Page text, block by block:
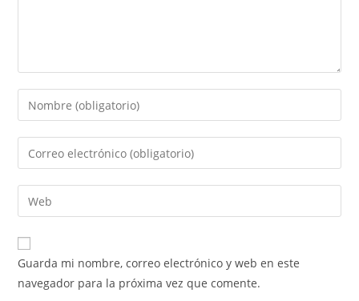
Introduce
tu
nombre
de
usuario
para
comentar
Introduce
tu
dirección
de
electrónico
para
comentar
Introduce
la
URL
de
Guarda mi nombre, correo electrónico y web en este
navegador para la próxima vez que comente.